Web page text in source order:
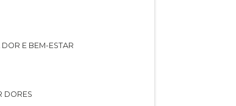
DOR E BEM-ESTAR
DORES